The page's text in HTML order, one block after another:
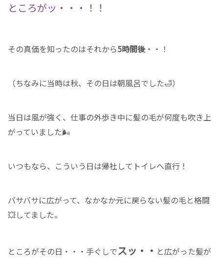
ところがッ・・・！！
その真価を知ったのはそれから5時間後・・！
（ちなみに当時は秋、その日は朝風呂でした🛁）
当日は風が強く、仕事の外歩き中に髪の毛が何度も吹き上
がっていました🌬
いつもなら、こういう日は帰社してトイレへ直行！
バサバサに広がって、なかなか元に戻らない髪の毛と格闘
💥してました。
ところがその日・・・手ぐしでスッ・・ と広がった髪が